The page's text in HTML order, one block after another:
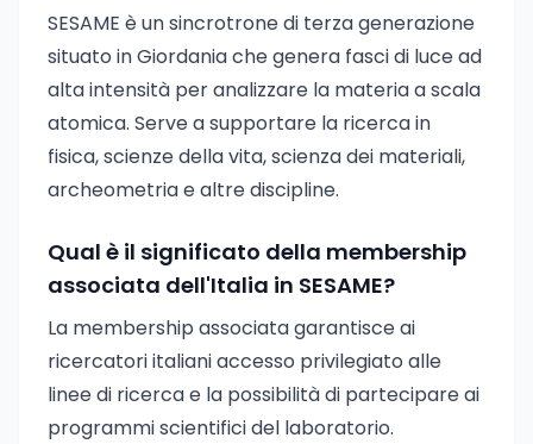
SESAME è un sincrotrone di terza generazione
situato in Giordania che genera fasci di luce ad
alta intensità per analizzare la materia a scala
atomica. Serve a supportare la ricerca in
fisica, scienze della vita, scienza dei materiali,
archeometria e altre discipline.
Qual è il significato della membership
associata dell'Italia in SESAME?
La membership associata garantisce ai
ricercatori italiani accesso privilegiato alle
linee di ricerca e la possibilità di partecipare ai
programmi scientifici del laboratorio.